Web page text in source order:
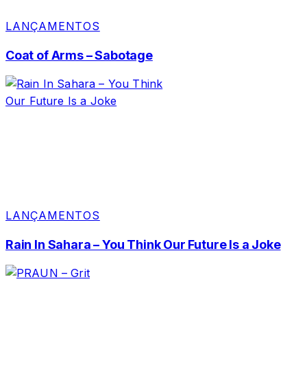
LANÇAMENTOS
Coat of Arms – Sabotage
LANÇAMENTOS
Rain In Sahara – You Think Our Future Is a Joke